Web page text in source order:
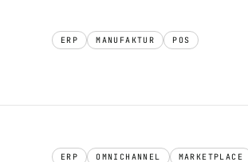
ERP MANUFAKTUR POS
ERP OMNICHANNEL MARKETPLACE